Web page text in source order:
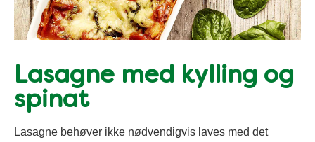
Lasagne med kylling og
spinat
Lasagne behøver ikke nødvendigvis laves med det